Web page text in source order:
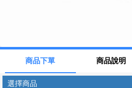
商品下單 商品說明
選擇商品